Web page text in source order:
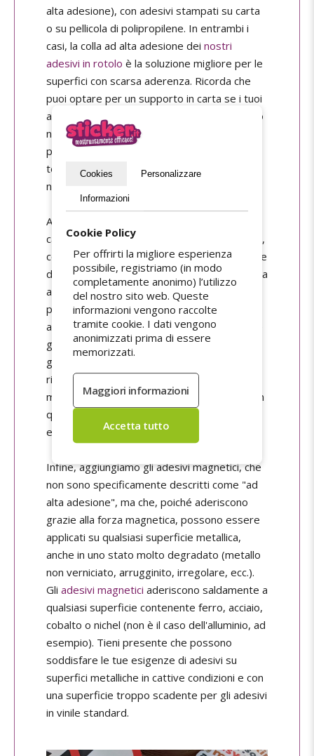
alta adesione), con adesivi stampati su carta
o su pellicola di polipropilene. In entrambi i
casi, la colla ad alta adesione dei nostri
adesivi in rotolo è la soluzione migliore per le
superfici con scarsa aderenza. Ricorda che
puoi optare per un supporto in carta se i tuoi
adesivi vengono utilizzati in ambienti interni o
non sono esposti a liquidi, oppure in
polipropilene se hai bisogno di adesivi a
tenuta di liquidi, entrambi compatibili con la
nostra colla ad alta adesione.
Anche gli adesivi ultra-distruttibili sono
caratterizzati da un adesivo ad alta adesione,
con un supporto cartaceo privo di laminazione
di finitura e la cui particolarità è che si sbriciola
al minimo tentativo di strapparlo. Questo
perché il loro scopo è quello di agire come
adesivo antifrode o antieffrazione. Si noti che
gli
adesivi ultra-distruttibili offrono una
grande resistenza in termini di adesivo, che
rimarrà saldamente attaccato al substrato,
ma una scarsissima resistenza allo strappo in
quanto sono intrinsecamente progettati per
essere distrutti al minimo tentativo.
Infine, aggiungiamo gli adesivi magnetici, che
non sono specificamente descritti come "ad
alta adesione", ma che, poiché aderiscono
grazie alla forza magnetica, possono essere
applicati su qualsiasi superficie metallica,
anche in uno stato molto degradato (metallo
non verniciato, arrugginito, irregolare, ecc.).
Gli adesivi magnetici aderiscono saldamente a
qualsiasi superficie contenente ferro, acciaio,
cobalto o nichel (non è il caso dell'alluminio, ad
esempio). Tieni presente che possono
soddisfare le tue esigenze di adesivi su
superfici metalliche in cattive condizioni e con
una superficie troppo scadente per gli adesivi
in vinile standard.
Cookies Personalizzare
Informazioni
Cookie Policy
Per offrirti la migliore esperienza
possibile, registriamo (in modo
completamente anonimo) l’utilizzo
del nostro sito web. Queste
informazioni vengono raccolte
tramite cookie. I dati vengono
anonimizzati prima di essere
memorizzati.